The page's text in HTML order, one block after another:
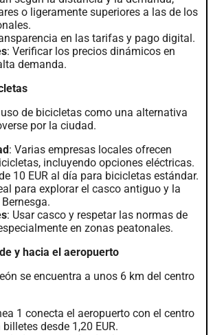
o ligeramente superiores a las de los
en las tarifas y pago digital.
: Verificar los precios dinámicos en
demanda.
de bicicletas como una alternativa
por la ciudad.
: Varias empresas locales ofrecen
incluyendo opciones eléctricas.
10 EUR al día para bicicletas estándar.
para explorar el casco antiguo y la
: Usar casco y respetar las normas de
en zonas peatonales.
y hacia el aeropuerto
se encuentra a unos 6 km del centro
1 conecta el aeropuerto con el centro
desde 1,20 EUR.